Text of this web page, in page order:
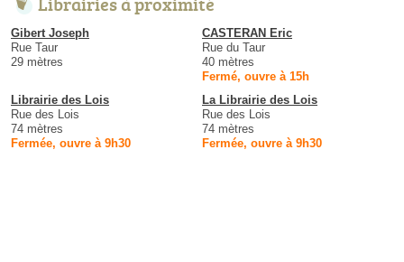
Gibert Joseph
Rue Taur
29 mètres
CASTERAN Eric
Rue du Taur
40 mètres
Fermé, ouvre à 15h
Librairie des Lois
Rue des Lois
74 mètres
Fermée, ouvre à 9h30
La Librairie des Lois
Rue des Lois
74 mètres
Fermée, ouvre à 9h30